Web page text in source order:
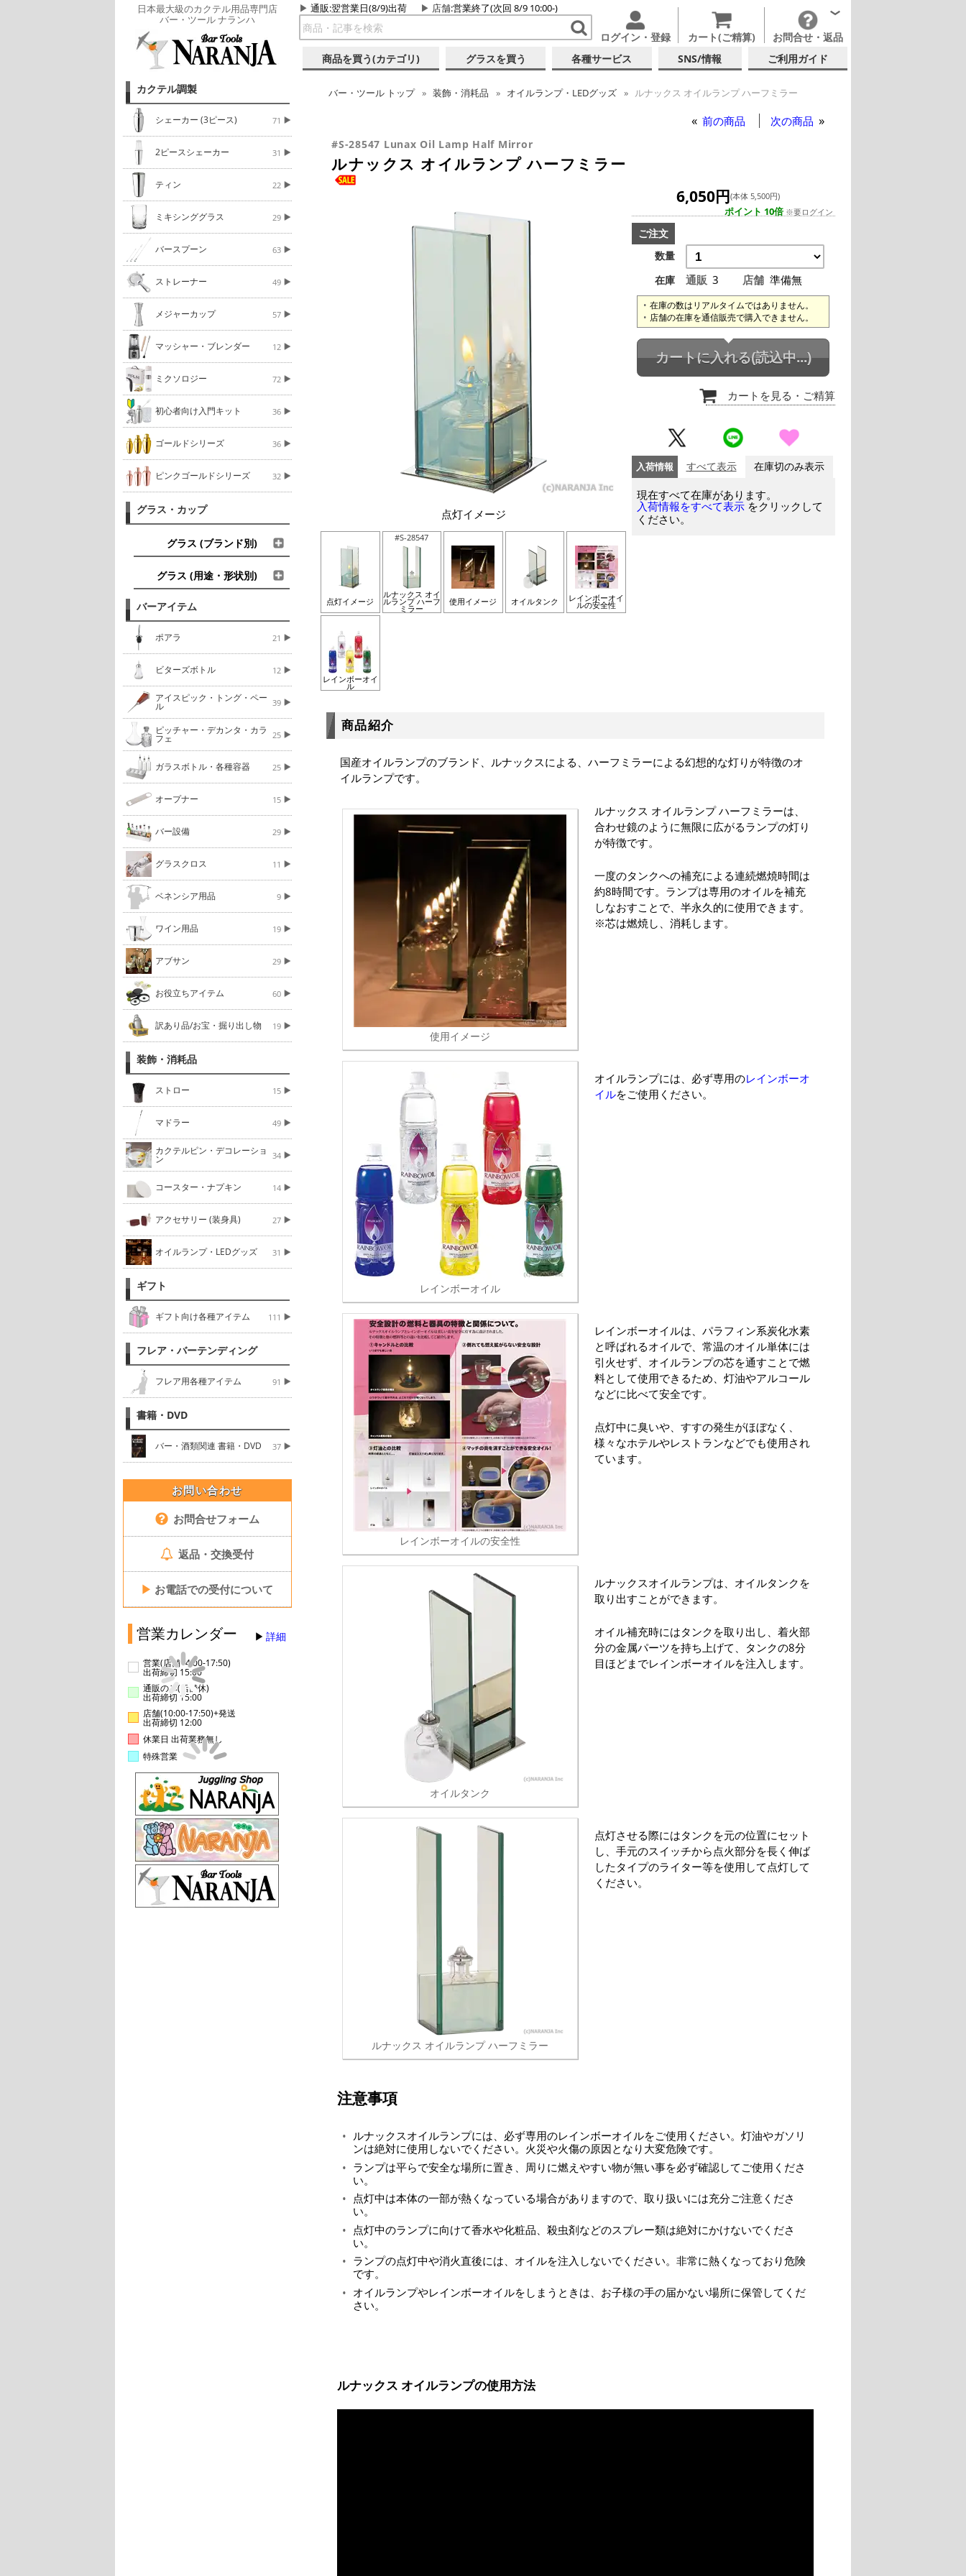
日本最大級のカクテル用品専門店
バー・ツール ナランハ
通販:翌営業日(8/9)出荷 店舗:営業終了(次回 8/9 10:00-)
ログイン・登録 カート(ご精算) お問合せ・返品
商品を買う(カテゴリ) グラスを買う 各種サービス SNS/情報 ご利用ガイド
カクテル調製
シェーカー (3ピース) 71
2ピースシェーカー 31
ティン 22
ミキシンググラス 29
バースプーン 63
ストレーナー 49
メジャーカップ 57
マッシャー・ブレンダー 12
ミクソロジー 72
初心者向け入門キット 36
ゴールドシリーズ 36
ピンクゴールドシリーズ 32
グラス・カップ
グラス (ブランド別)
グラス (用途・形状別)
バーアイテム
ポアラ 21
ビターズボトル 12
アイスピック・トング・ペー
ル 39
ピッチャー・デカンタ・カラ
フェ 25
ガラスボトル・各種容器 25
オープナー 15
バー設備 29
グラスクロス 11
ベネンシア用品 9
ワイン用品 19
アブサン 29
お役立ちアイテム 60
訳あり品/お宝・掘り出し物 19
装飾・消耗品
ストロー 15
マドラー 49
カクテルピン・デコレーショ
ン 34
コースター・ナプキン 14
アクセサリー (装身具) 27
オイルランプ・LEDグッズ 31
ギフト
ギフト向け各種アイテム 111
フレア・バーテンディング
フレア用各種アイテム 91
書籍・DVD
バー・酒類関連 書籍・DVD 37
お問い合わせ
お問合せフォーム
返品・交換受付
▶ お電話での受付について
営業カレンダー 詳細
営業(店舗14:00-17:50)
出荷締切 15:00
通販のみ(店舗休)
出荷締切 15:00
店舗(10:00-17:50)+発送
出荷締切 12:00
休業日 出荷業務無し
特殊営業
バー・ツール トップ 装飾・消耗品 オイルランプ・LEDグッズ ルナックス オイルランプ ハーフミラー
前の商品 次の商品
#S-28547 Lunax Oil Lamp Half Mirror
ルナックス オイルランプ ハーフミラー
点灯イメージ
点灯イメージ
#S-28547
ルナックス オイ
ルランプ ハーフ
ミラー
使用イメージ オイルタンク レインボーオイ
ルの安全性
レインボーオイ
ル
6,050円(本体 5,500円)
ポイント 10倍 ※要ログイン
ご注文
数量
在庫
通販 3 店舗 準備無
在庫の数はリアルタイムではありません。
店舗の在庫を通信販売で購入できません。
カートに入れる(読込中...)
カートを見る ・ご精算
入荷情報 すべて表示 在庫切のみ表示
現在すべて在庫があります。
入荷情報をすべて表示 をクリックして
ください。
商品紹介
国産オイルランプのブランド、ルナックスによる、ハーフミラーによる幻想的な灯りが特徴のオ
イルランプです。
使用イメージ
ルナックス オイルランプ ハーフミラーは、
合わせ鏡のように無限に広がるランプの灯り
が特徴です。
一度のタンクへの補充による連続燃焼時間は
約8時間です。ランプは専用のオイルを補充
しなおすことで、半永久的に使用できます。
※芯は燃焼し、消耗します。
レインボーオイル
オイルランプには、必ず専用のレインボーオ
イルをご使用ください。
レインボーオイルの安全性
レインボーオイルは、パラフィン系炭化水素
と呼ばれるオイルで、常温のオイル単体には
引火せず、オイルランプの芯を通すことで燃
料として使用できるため、灯油やアルコール
などに比べて安全です。
点灯中に臭いや、すすの発生がほぼなく、
様々なホテルやレストランなどでも使用され
ています。
オイルタンク
ルナックスオイルランプは、オイルタンクを
取り出すことができます。
オイル補充時にはタンクを取り出し、着火部
分の金属パーツを持ち上げて、タンクの8分
目ほどまでレインボーオイルを注入します。
ルナックス オイルランプ ハーフミラー
点灯させる際にはタンクを元の位置にセット
し、手元のスイッチから点火部分を長く伸ば
したタイプのライター等を使用して点灯して
ください。
注意事項
ルナックスオイルランプには、必ず専用のレインボーオイルをご使用ください。灯油やガソリ
ンは絶対に使用しないでください。火災や火傷の原因となり大変危険です。
ランプは平らで安全な場所に置き、周りに燃えやすい物が無い事を必ず確認してご使用くださ
い。
点灯中は本体の一部が熱くなっている場合がありますので、取り扱いには充分ご注意くださ
い。
点灯中のランプに向けて香水や化粧品、殺虫剤などのスプレー類は絶対にかけないでくださ
い。
ランプの点灯中や消火直後には、オイルを注入しないでください。非常に熱くなっており危険
です。
オイルランプやレインボーオイルをしまうときは、お子様の手の届かない場所に保管してくだ
さい。
ルナックス オイルランプの使用方法